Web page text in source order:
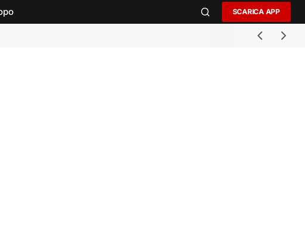
SCARICA APP